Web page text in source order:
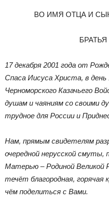
ВО ИМЯ ОТЦА И
БРАТЬЯ
17 декабря 2001 года от
Спаса Иисуса Христа, в день
Черноморского Казачьего
душам и чаяниям со своими
трудное для России и
Нам, прямым свидетелям
очередной нерусской смуты,
Матерью – Родиной Великой
течёт благородная, горячая
чём поделиться с Вами.